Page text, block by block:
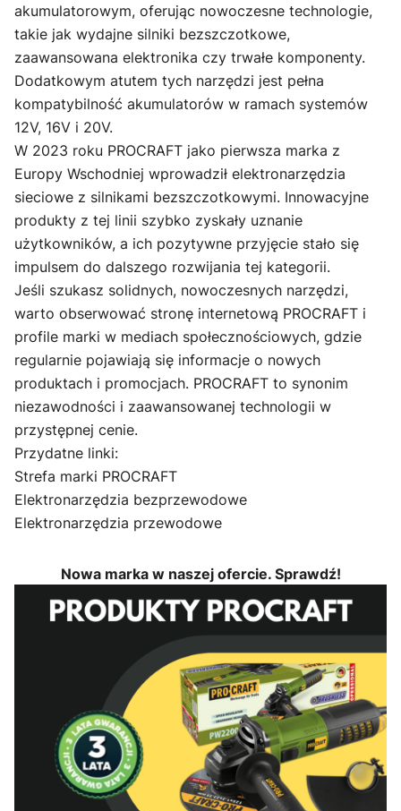
akumulatorowym, oferując nowoczesne technologie,
takie jak wydajne silniki bezszczotkowe,
zaawansowana elektronika czy trwałe komponenty.
Dodatkowym atutem tych narzędzi jest pełna
kompatybilność akumulatorów w ramach systemów
12V, 16V i 20V.
W 2023 roku PROCRAFT jako pierwsza marka z
Europy Wschodniej wprowadził elektronarzędzia
sieciowe z silnikami bezszczotkowymi. Innowacyjne
produkty z tej linii szybko zyskały uznanie
użytkowników, a ich pozytywne przyjęcie stało się
impulsem do dalszego rozwijania tej kategorii.
Jeśli szukasz solidnych, nowoczesnych narzędzi,
warto obserwować stronę internetową PROCRAFT i
profile marki w mediach społecznościowych, gdzie
regularnie pojawiają się informacje o nowych
produktach i promocjach. PROCRAFT to synonim
niezawodności i zaawansowanej technologii w
przystępnej cenie.
Przydatne linki:
Strefa marki PROCRAFT
Elektronarzędzia bezprzewodowe
Elektronarzędzia przewodowe
Nowa marka w naszej ofercie. Sprawdź!